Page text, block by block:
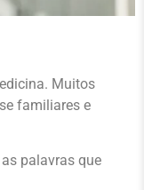
Muitos
familiares e
palavras que